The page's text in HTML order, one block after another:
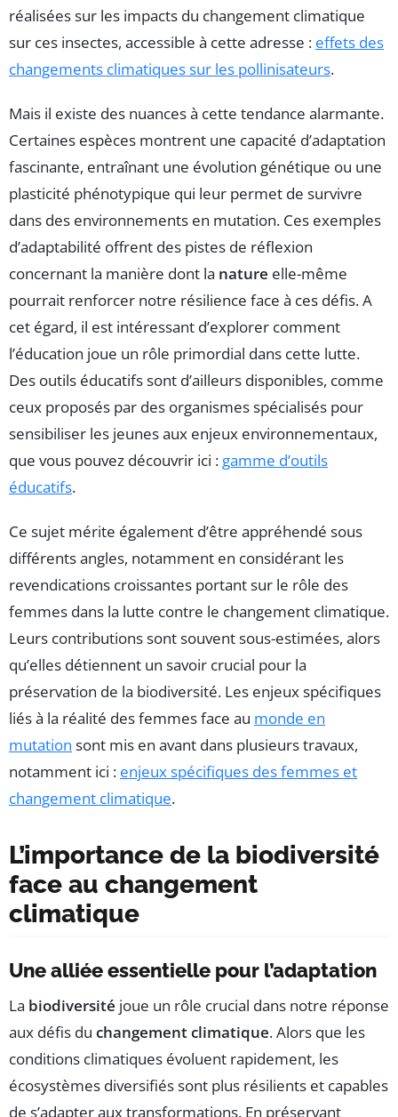
réalisées sur les impacts du changement climatique
sur ces insectes, accessible à cette adresse : effets des
changements climatiques sur les pollinisateurs.
Mais il existe des nuances à cette tendance alarmante.
Certaines espèces montrent une capacité d’adaptation
fascinante, entraînant une évolution génétique ou une
plasticité phénotypique qui leur permet de survivre
dans des environnements en mutation. Ces exemples
d’adaptabilité offrent des pistes de réflexion
concernant la manière dont la nature elle-même
pourrait renforcer notre résilience face à ces défis. A
cet égard, il est intéressant d’explorer comment
l’éducation joue un rôle primordial dans cette lutte.
Des outils éducatifs sont d’ailleurs disponibles, comme
ceux proposés par des organismes spécialisés pour
sensibiliser les jeunes aux enjeux environnementaux,
que vous pouvez découvrir ici : gamme d’outils
éducatifs.
Ce sujet mérite également d’être appréhendé sous
différents angles, notamment en considérant les
revendications croissantes portant sur le rôle des
femmes dans la lutte contre le changement climatique.
Leurs contributions sont souvent sous-estimées, alors
qu’elles détiennent un savoir crucial pour la
préservation de la biodiversité. Les enjeux spécifiques
liés à la réalité des femmes face au monde en
mutation sont mis en avant dans plusieurs travaux,
notamment ici : enjeux spécifiques des femmes et
changement climatique.
L’importance de la biodiversité
face au changement
climatique
Une alliée essentielle pour l’adaptation
La biodiversité joue un rôle crucial dans notre réponse
aux défis du changement climatique. Alors que les
conditions climatiques évoluent rapidement, les
écosystèmes diversifiés sont plus résilients et capables
de s’adapter aux transformations. En préservant